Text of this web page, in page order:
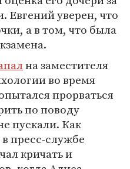
Евгений уверен, что
а в том, что была
на заместителя
во время
прорваться
по поводу
пускали. Как
пресс-службе
кричать и